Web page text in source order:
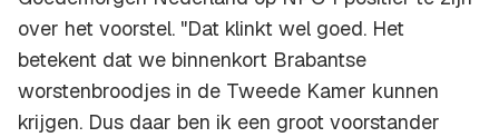
over het voorstel. "Dat klinkt wel goed. Het
betekent dat we binnenkort Brabantse
worstenbroodjes in de Tweede Kamer kunnen
krijgen. Dus daar ben ik een groot voorstander